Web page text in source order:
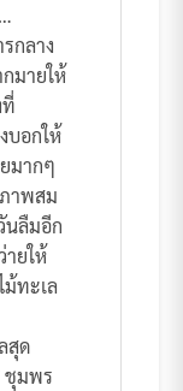
กลาง
มายให้
ที่
บอกให้
มากๆ
าพสม
นลืมอีก
ยให้
ม้ทะเล
สุด
ชุมพร